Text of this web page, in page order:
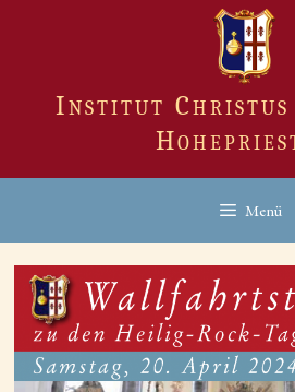
Institut Christus
Menü